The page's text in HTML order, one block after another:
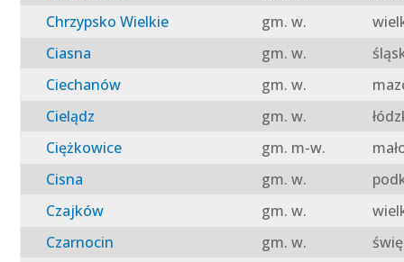
Chrzypsko Wielkie
gm. w.
Ciasna
gm. w.
Ciechanów
gm. w.
Cielądz
gm. w.
Ciężkowice
gm. m-w.
Cisna
gm. w.
Czajków
gm. w.
Czarnocin
gm. w.